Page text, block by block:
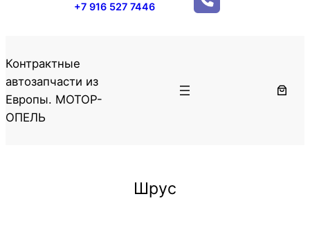
+7 916 527 7446
Контрактные
автозапчасти из
Европы. МОТОР-
ОПЕЛЬ
Шрус